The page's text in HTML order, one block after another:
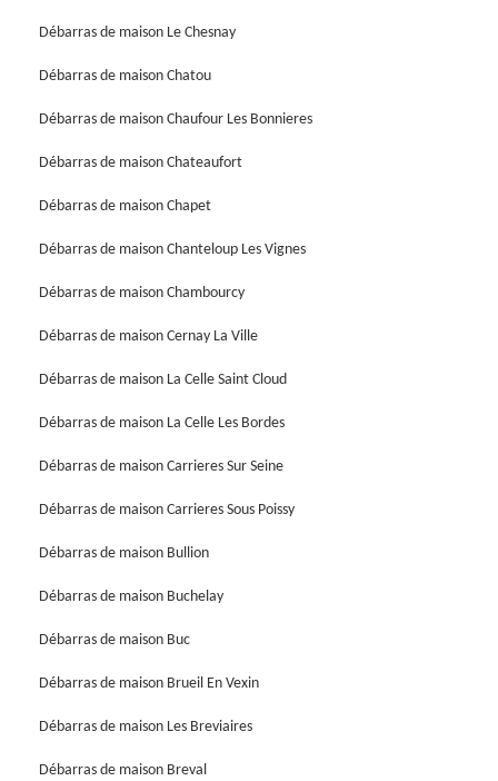
Débarras de maison Le Chesnay
Débarras de maison Chatou
Débarras de maison Chaufour Les Bonnieres
Débarras de maison Chateaufort
Débarras de maison Chapet
Débarras de maison Chanteloup Les Vignes
Débarras de maison Chambourcy
Débarras de maison Cernay La Ville
Débarras de maison La Celle Saint Cloud
Débarras de maison La Celle Les Bordes
Débarras de maison Carrieres Sur Seine
Débarras de maison Carrieres Sous Poissy
Débarras de maison Bullion
Débarras de maison Buchelay
Débarras de maison Buc
Débarras de maison Brueil En Vexin
Débarras de maison Les Breviaires
Débarras de maison Breval